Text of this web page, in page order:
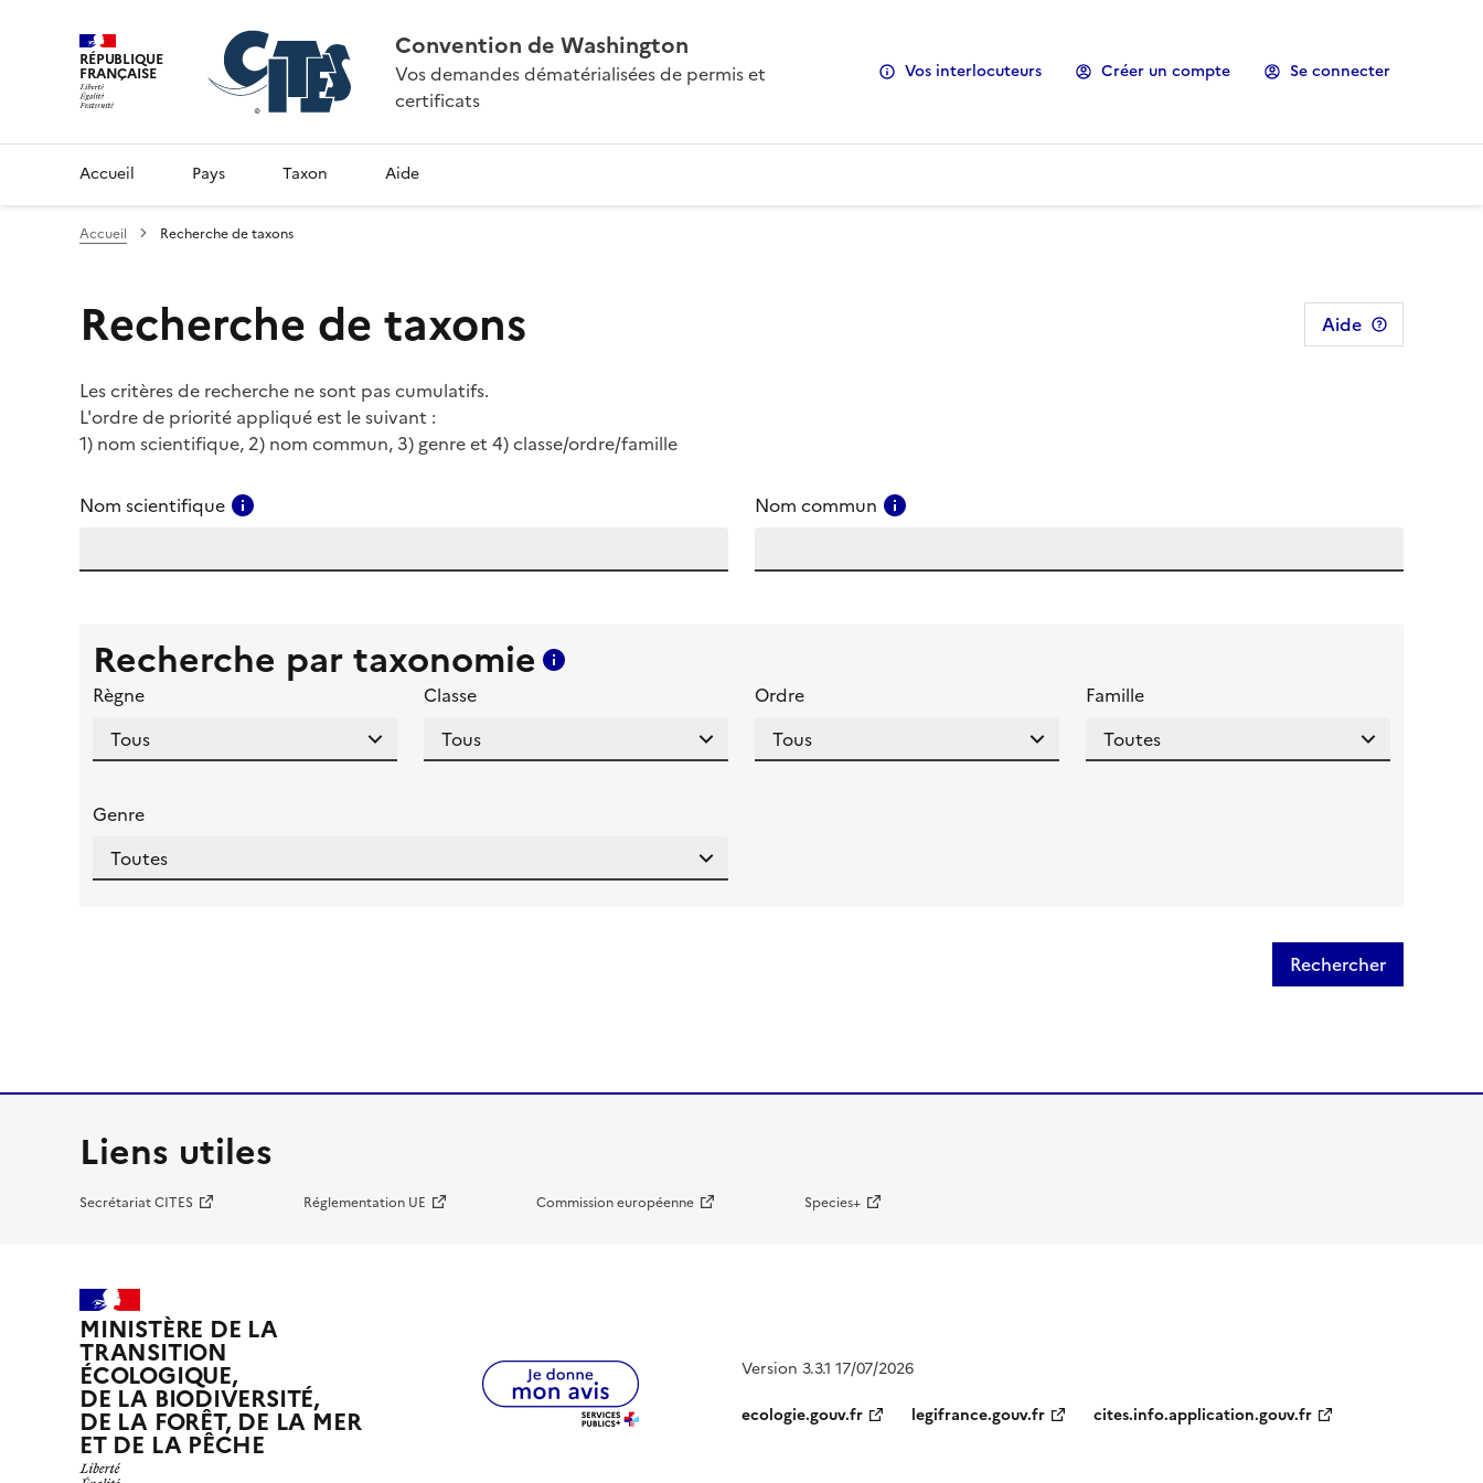
RÉPUBLIQUE
FRANÇAISE
Convention de Washington
Vos demandes dématérialisées de permis et
certificats
Vos interlocuteurs Créer un compte Se connecter
Accueil Pays Taxon Aide
Accueil Recherche de taxons
Recherche de taxons Aide
Les critères de recherche ne sont pas cumulatifs.
L'ordre de priorité appliqué est le suivant :
1) nom scientifique, 2) nom commun, 3) genre et 4) classe/ordre/famille
Nom scientifique Nom commun
Recherche par taxonomie
Règne
Classe Ordre Famille
Genre
Rechercher
Liens utiles
Secrétariat CITES Réglementation UE Commission européenne Species+
MINISTÈRE DE LA
TRANSITION
ÉCOLOGIQUE,
DE LA BIODIVERSITÉ,
DE LA FORÊT, DE LA MER
ET DE LA PÊCHE
Version 3.3.1 17/07/2026
ecologie.gouv.fr
legifrance.gouv.fr cites.info.application.gouv.fr